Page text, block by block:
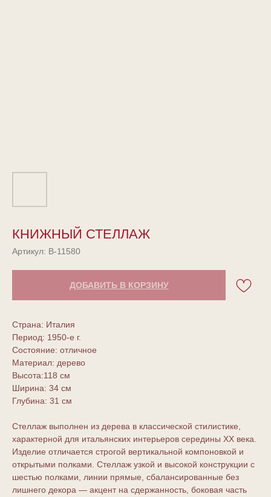
КНИЖНЫЙ СТЕЛЛАЖ
Артикул: B-11580
ДОБАВИТЬ В КОРЗИНУ
Страна: Италия
Период: 1950-е г.
Состояние: отличное
Материал: дерево
Высота:118 см
Ширина: 34 см
Глубина: 31 см
Стеллаж выполнен из дерева в классической стилистике,
характерной для итальянских интерьеров середины XX века.
Изделие отличается строгой вертикальной компоновкой и
открытыми полками. Стеллаж узкой и высокой конструкции с
шестью полками, линии прямые, сбалансированные без
лишнего декора — акцент на сдержанность, боковая часть